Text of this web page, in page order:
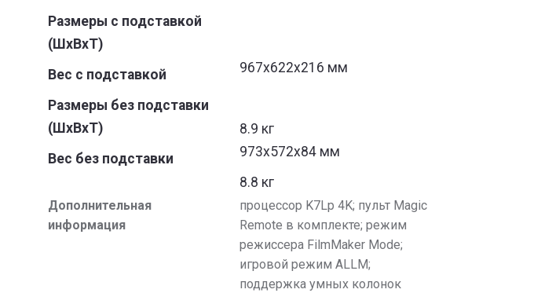
Размеры с подставкой
(ШxВxТ)
Вес с подставкой
Размеры без подставки
(ШxВxТ)
Вес без подставки
967x622x216 мм
8.9 кг
973x572x84 мм
8.8 кг
Дополнительная
информация
процессор K7Lp 4K; пульт Magic
Remote в комплекте; режим
режиссера FilmMaker Mode;
игровой режим ALLM;
поддержка умных колонок